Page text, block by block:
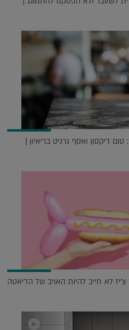
דיקסון ואסף גרניט בריאיון |
לא חייב להיות האויב של הדיאטה